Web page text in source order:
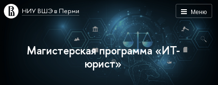
Меню
НИУ ВШЭ в Перми
Магистерская программа «ИТ-
юрист»